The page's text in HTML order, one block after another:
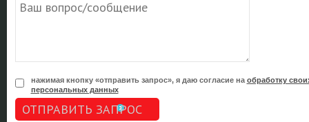
нажимая кнопку «отправить запрос», я даю согласие на обработку
персональных данных
ОТПРАВИТЬ ЗАПРОС